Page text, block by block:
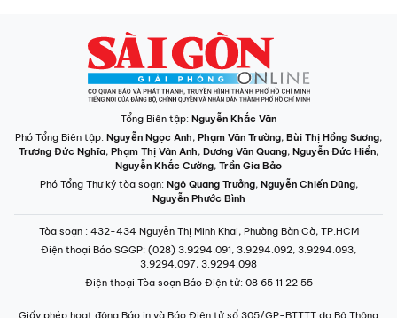
Tổng Biên tập: Nguyễn Khắc Văn
Phó Tổng Biên tập: Nguyễn Ngọc Anh, Phạm Văn Trường, Bùi Thị Hồng Sương,
Trương Đức Nghĩa, Phạm Thị Vân Anh, Dương Văn Quang, Nguyễn Đức Hiển,
Nguyễn Khắc Cường, Trần Gia Bảo
Phó Tổng Thư ký tòa soạn: Ngô Quang Trưởng, Nguyễn Chiến Dũng,
Nguyễn Phước Bình
Tòa soạn : 432-434 Nguyễn Thị Minh Khai, Phường Bàn Cờ, TP.HCM
Điện thoại Báo SGGP: (028) 3.9294.091, 3.9294.092, 3.9294.093,
3.9294.097, 3.9294.098
Điện thoại Tòa soạn Báo Điện tử: 08 65 11 22 55
Giấy phép hoạt động Báo in và Báo Điện tử số 305/GP-BTTTT do Bộ Thông